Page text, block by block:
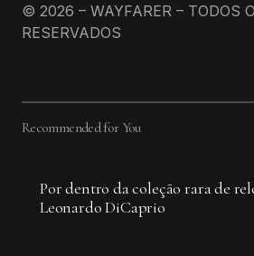
© 2026 – WAYFARER – TODOS
RESERVADOS
Recommended for You
Por dentro da coleção rara de
Leonardo DiCaprio